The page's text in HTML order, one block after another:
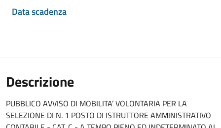
Data scadenza
Descrizione
PUBBLICO AVVISO DI MOBILITA’ VOLONTARIA PER LA
SELEZIONE DI N. 1 POSTO DI ISTRUTTORE AMMINISTRATIVO